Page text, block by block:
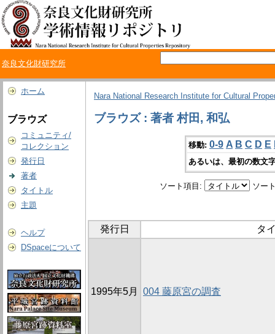
奈良文化財研究所
ホーム
ブラウズ
コミュニティ/
コレクション
発行日
著者
タイトル
主題
ヘルプ
DSpaceについて
Nara National Research Institute for Cultural
ブラウズ : 著者 村田, 和弘
移動: 0-9 A B C D E
あるいは、最初の数文
ソート項目: ソー
発行日 タ
1995年5月 004 藤原宮の調査